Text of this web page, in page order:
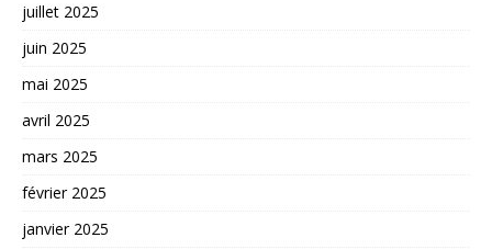
juillet 2025
juin 2025
mai 2025
avril 2025
mars 2025
février 2025
janvier 2025